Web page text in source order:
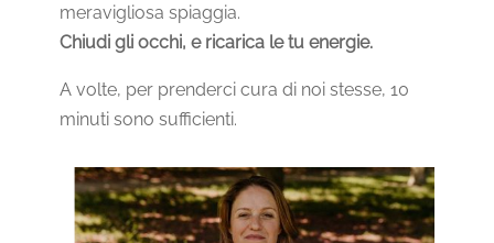
meravigliosa spiaggia.
Chiudi gli occhi, e ricarica le tu energie.
A volte, per prenderci cura di noi stesse, 10
minuti sono sufficienti.